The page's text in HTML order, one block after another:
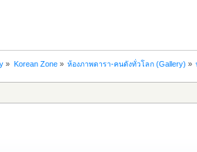
» Korean Zone» ห้องภาพดารา-คนดังทั่วโลก (Gallery) »